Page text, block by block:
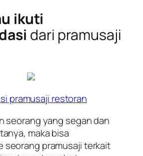
ikuti
dari pramusaji
pramusaji restoran
seorang yang segan dan
maka bisa
seorang pramusaji terkait